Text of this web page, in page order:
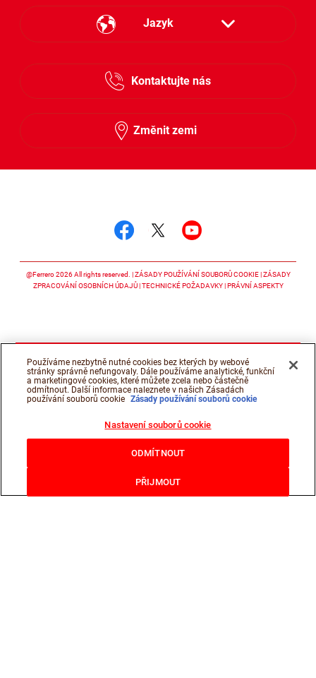
Jazyk
Česky
Kontaktujte nás
Změnit zemi
@Ferrero 2026 All rights reserved. ZÁSADY POUŽÍVÁNÍ SOUBORŮ COOKIE ZÁSADY
ZPRACOVÁNÍ OSOBNÍCH ÚDAJŮ TECHNICKÉ POŽADAVKY PRÁVNÍ ASPEKTY
Používáme nezbytně nutné cookies bez kterých by webové
stránky správně nefungovaly. Dále používáme analytické, funkční
a marketingové cookies, které můžete zcela nebo částečně
odmítnout. Další informace naleznete v našich Zásadách
používání souborů cookie Zásady používání souborů cookie
Nastavení souborů cookie
ODMÍTNOUT
PŘIJMOUT